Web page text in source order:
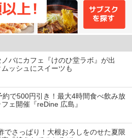
バにカフェ『けのひ堂ラボ』が出
ッシュにスイーツも
で500円引き！最大4時間食べ飲み放
ェ開催『reDine 広島』
でさっぱり！大根おろしをのせた夏限